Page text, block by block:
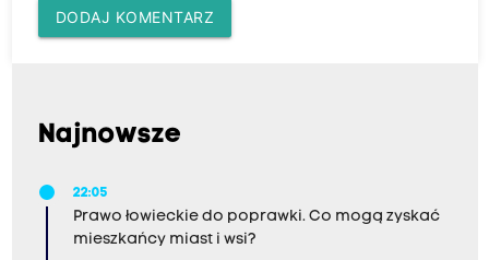
DODAJ KOMENTARZ
Najnowsze
22:05
Prawo łowieckie do poprawki. Co mogą zyskać
mieszkańcy miast i wsi?